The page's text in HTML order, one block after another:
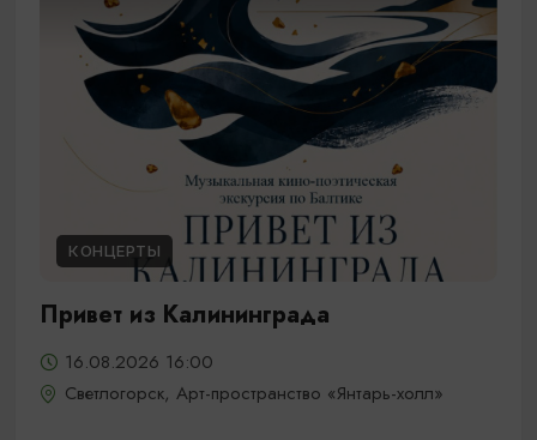
КОНЦЕРТЫ
Привет из Калининграда
16.08.2026 16:00
Светлогорск, Арт-пространство «Янтарь-холл»